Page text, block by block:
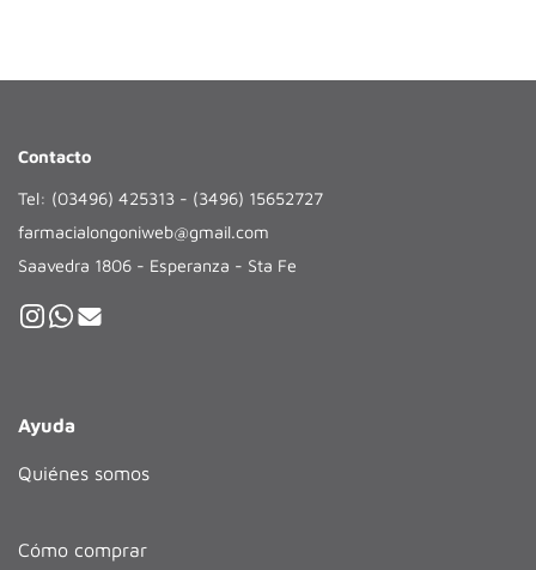
Contacto
Tel: (03496) 425313 - (3496) 15652727
farmacialongoniweb@gmail.com
Saavedra 1806 - Esperanza - Sta Fe
Ayuda
Quiénes somos
Cómo comprar